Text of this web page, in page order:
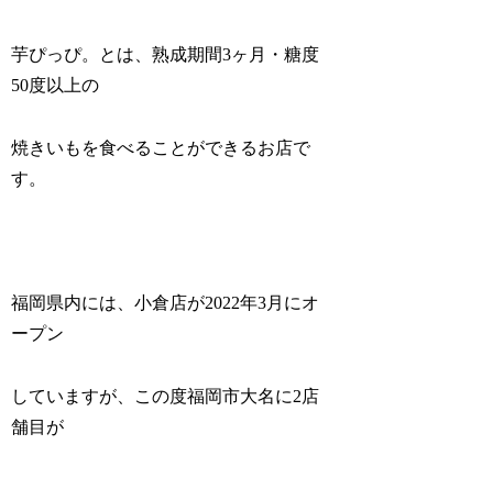
芋ぴっぴ。とは、熟成期間3ヶ月・糖度
50度以上の
焼きいもを食べることができるお店で
す。
福岡県内には、小倉店が2022年3月にオ
ープン
していますが、この度福岡市大名に2店
舗目が